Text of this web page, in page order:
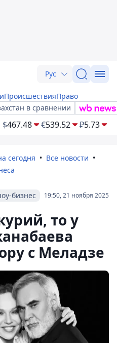
Рус
ПроисшествияПраво
в сравнении
$467.48 €539.52 ₽5.73
сегодня
Все новости
19:50, 21 ноября 2025
бизнес
то у
с Меладзе